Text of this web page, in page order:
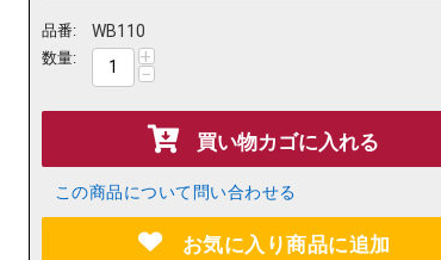
品番: WB110
数量: +
−
買い物カゴに入れる
この商品について問い合わせる
お気に入り商品に追加